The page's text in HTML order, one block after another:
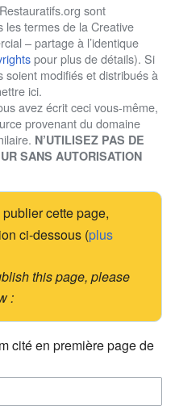
sont
les termes de la Creative
– partage à l’identique
pour plus de détails). Si
modifiés et distribués à
ici.
avez écrit ceci vous-même,
provenant du domaine
N’UTILISEZ PAS DE
SANS AUTORISATION
cette page,
ci-dessous (plus
this page, please
:
cité en première page de